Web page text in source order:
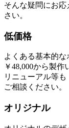
そんな疑問にお
さい。
低価格
よくある基本的
￥48,000から製作
リニューアル等も
ご相談ください。
オリジナル